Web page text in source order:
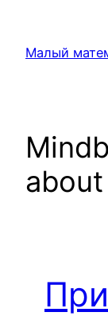
содержимому
Малый